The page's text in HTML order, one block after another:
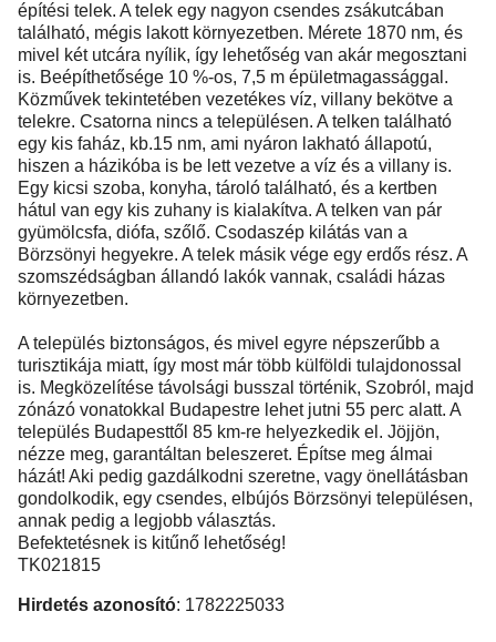
építési telek. A telek egy nagyon csendes zsákutcában
található, mégis lakott környezetben. Mérete 1870 nm, és
mivel két utcára nyílik, így lehetőség van akár megosztani
is. Beépíthetősége 10 %-os, 7,5 m épületmagassággal.
Közművek tekintetében vezetékes víz, villany bekötve a
telekre. Csatorna nincs a településen. A telken található
egy kis faház, kb.15 nm, ami nyáron lakható állapotú,
hiszen a házikóba is be lett vezetve a víz és a villany is.
Egy kicsi szoba, konyha, tároló található, és a kertben
hátul van egy kis zuhany is kialakítva. A telken van pár
gyümölcsfa, diófa, szőlő. Csodaszép kilátás van a
Börzsönyi hegyekre. A telek másik vége egy erdős rész. A
szomszédságban állandó lakók vannak, családi házas
környezetben.
A település biztonságos, és mivel egyre népszerűbb a
turisztikája miatt, így most már több külföldi tulajdonossal
is. Megközelítése távolsági busszal történik, Szobról, majd
zónázó vonatokkal Budapestre lehet jutni 55 perc alatt. A
település Budapesttől 85 km-re helyezkedik el. Jöjjön,
nézze meg, garantáltan beleszeret. Építse meg álmai
házát! Aki pedig gazdálkodni szeretne, vagy önellátásban
gondolkodik, egy csendes, elbújós Börzsönyi településen,
annak pedig a legjobb választás.
Befektetésnek is kitűnő lehetőség!
TK021815
Hirdetés azonosító: 1782225033